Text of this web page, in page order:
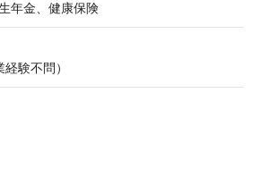
年金、健康保険
験不問）